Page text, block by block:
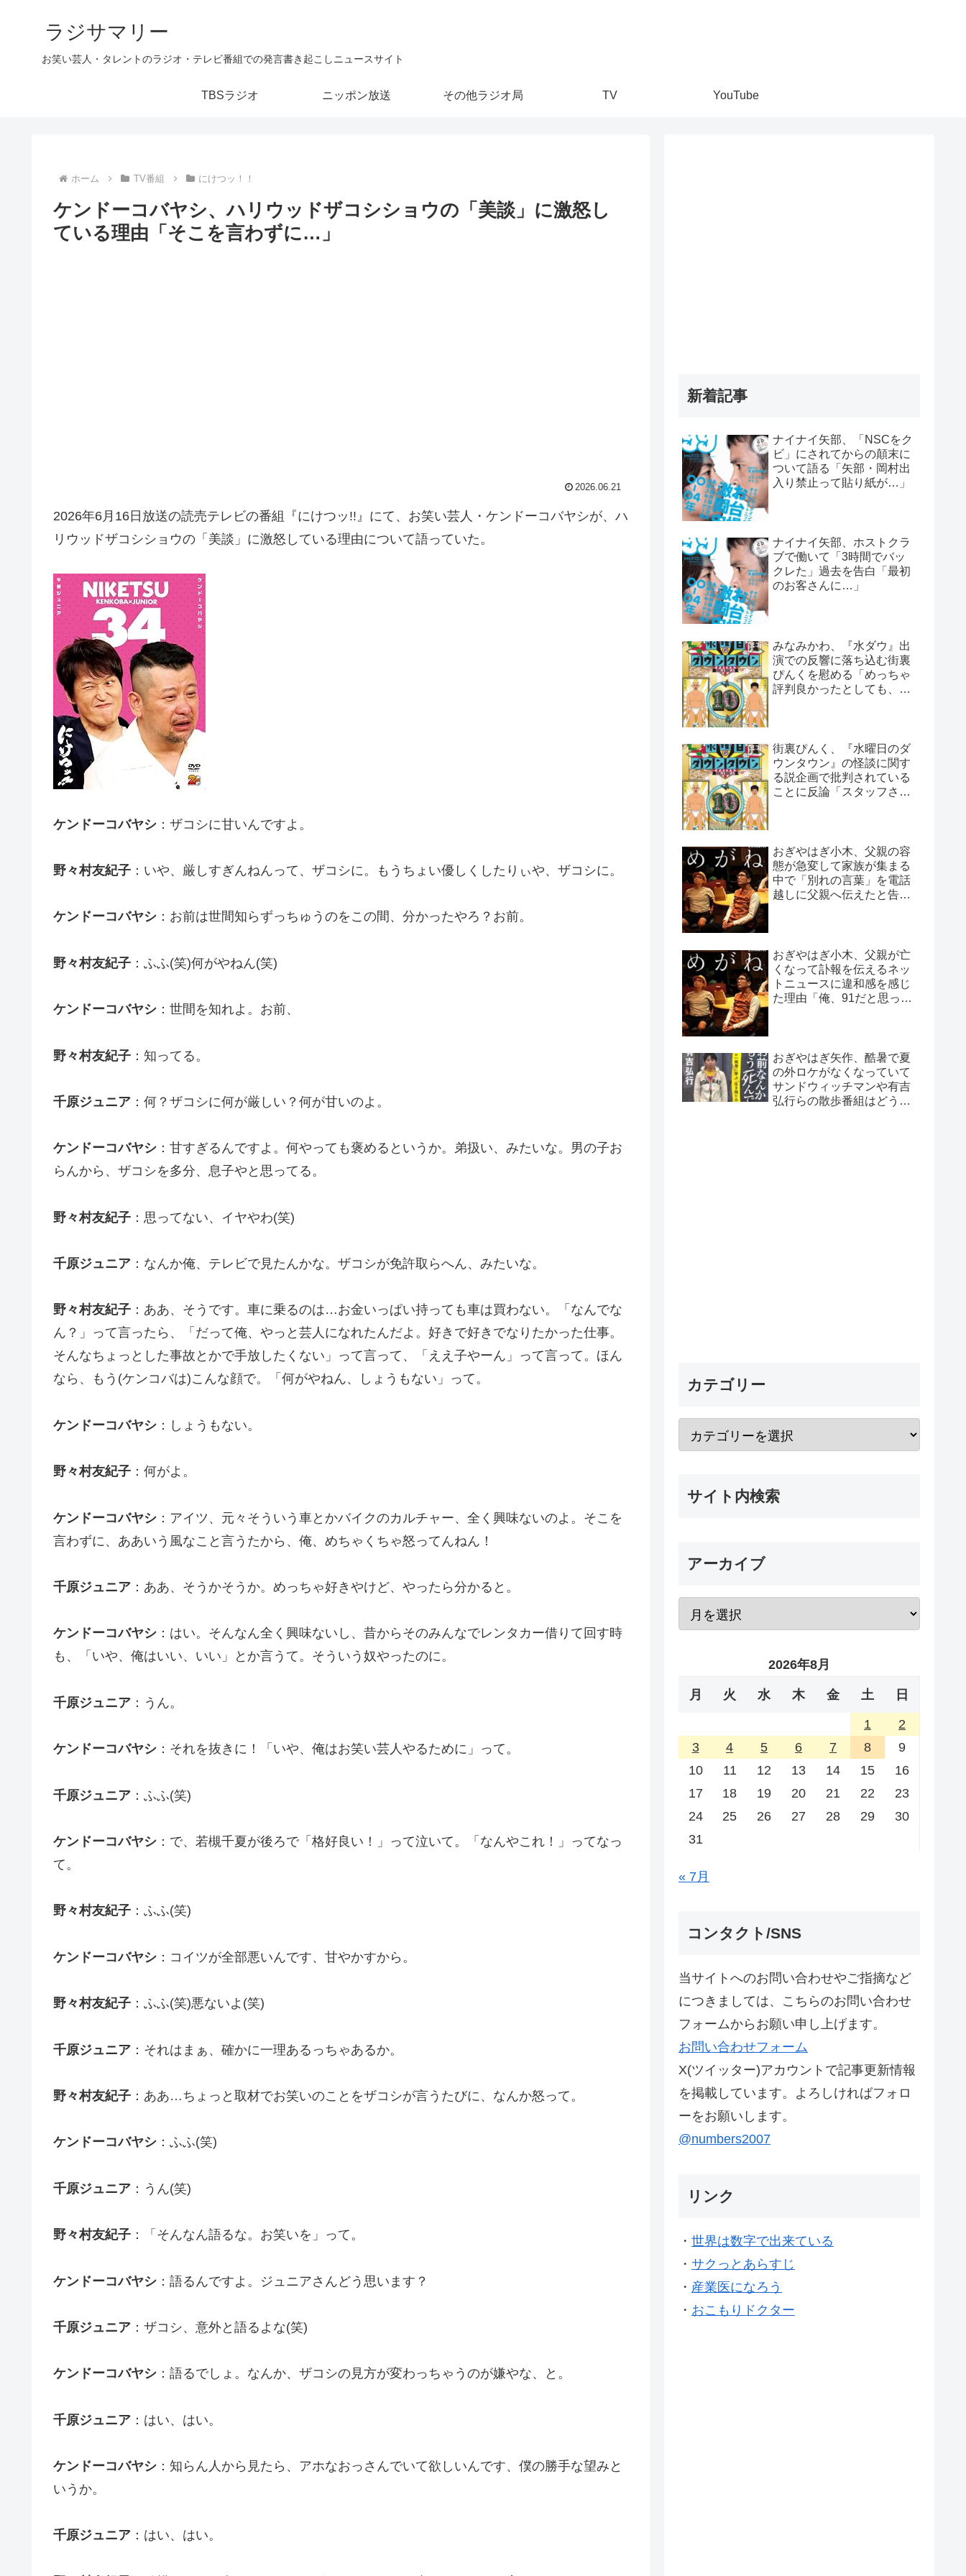
ラジサマリー
お笑い芸人・タレントのラジオ・テレビ番組での発言書き起こしニュースサイト
TBSラジオ ニッポン放送 その他ラジオ局 TV YouTube
ホーム TV番組 にけつッ！！
ケンドーコバヤシ、ハリウッドザコシショウの「美談」に激怒し
ている理由「そこを言わずに…」
2026.06.21
2026年6月16日放送の読売テレビの番組『にけつッ!!』にて、お笑い芸人・ケンドーコバヤシが、ハ
リウッドザコシショウの「美談」に激怒している理由について語っていた。
ケンドーコバヤシ ：ザコシに甘いんですよ。
野々村友紀子 ：いや、厳しすぎんねんって、ザコシに。もうちょい優しくしたりぃや、ザコシに。
ケンドーコバヤシ ：お前は世間知らずっちゅうのをこの間、分かったやろ？お前。
野々村友紀子 ：ふふ(笑)何がやねん(笑)
ケンドーコバヤシ ：世間を知れよ。お前、
野々村友紀子 ：知ってる。
千原ジュニア ：何？ザコシに何が厳しい？何が甘いのよ。
ケンドーコバヤシ ：甘すぎるんですよ。何やっても褒めるというか。弟扱い、みたいな。男の子お
らんから、ザコシを多分、息子やと思ってる。
野々村友紀子 ：思ってない、イヤやわ(笑)
千原ジュニア ：なんか俺、テレビで見たんかな。ザコシが免許取らへん、みたいな。
野々村友紀子 ：ああ、そうです。車に乗るのは…お金いっぱい持っても車は買わない。「なんでな
ん？」って言ったら、「だって俺、やっと芸人になれたんだよ。好きで好きでなりたかった仕事。
そんなちょっとした事故とかで手放したくない」って言って、「ええ子やーん」って言って。ほん
なら、もう(ケンコバは)こんな顔で。「何がやねん、しょうもない」って。
ケンドーコバヤシ ：しょうもない。
野々村友紀子 ：何がよ。
ケンドーコバヤシ ：アイツ、元々そういう車とかバイクのカルチャー、全く興味ないのよ。そこを
言わずに、ああいう風なこと言うたから、俺、めちゃくちゃ怒ってんねん！
千原ジュニア ：ああ、そうかそうか。めっちゃ好きやけど、やったら分かると。
ケンドーコバヤシ ：はい。そんなん全く興味ないし、昔からそのみんなでレンタカー借りて回す時
も、「いや、俺はいい、いい」とか言うて。そういう奴やったのに。
千原ジュニア ：うん。
ケンドーコバヤシ ：それを抜きに！「いや、俺はお笑い芸人やるために」って。
千原ジュニア ：ふふ(笑)
ケンドーコバヤシ ：で、若槻千夏が後ろで「格好良い！」って泣いて。「なんやこれ！」ってなっ
て。
野々村友紀子 ：ふふ(笑)
ケンドーコバヤシ ：コイツが全部悪いんです、甘やかすから。
野々村友紀子 ：ふふ(笑)悪ないよ(笑)
千原ジュニア ：それはまぁ、確かに一理あるっちゃあるか。
野々村友紀子 ：ああ…ちょっと取材でお笑いのことをザコシが言うたびに、なんか怒って。
ケンドーコバヤシ ：ふふ(笑)
千原ジュニア ：うん(笑)
野々村友紀子 ：「そんなん語るな。お笑いを」って。
ケンドーコバヤシ ：語るんですよ。ジュニアさんどう思います？
千原ジュニア ：ザコシ、意外と語るよな(笑)
ケンドーコバヤシ ：語るでしょ。なんか、ザコシの見方が変わっちゃうのが嫌やな、と。
千原ジュニア ：はい、はい。
ケンドーコバヤシ ：知らん人から見たら、アホなおっさんでいて欲しいんです、僕の勝手な望みと
いうか。
千原ジュニア ：はい、はい。
新着記事
ナイナイ矢部、「NSCをク
ビ」にされてからの顛末に
ついて語る「矢部・岡村出
入り禁止って貼り紙が…」
ナイナイ矢部、ホストクラ
ブで働いて「3時間でバッ
クレた」過去を告白「最初
のお客さんに…」
みなみかわ、『水ダウ』出
演での反響に落ち込む街裏
ぴんくを慰める「めっちゃ
評判良かったとしても、や
街裏ぴんく、『水曜日のダ
ウンタウン』の怪談に関す
る説企画で批判されている
ことに反論「スタッフさん
おぎやはぎ小木、父親の容
態が急変して家族が集まる
中で「別れの言葉」を電話
越しに父親へ伝えたと告白
おぎやはぎ小木、父親が亡
くなって訃報を伝えるネッ
トニュースに違和感を感じ
た理由「俺、91だと思って
おぎやはぎ矢作、酷暑で夏
の外ロケがなくなっていて
サンドウィッチマンや有吉
弘行らの散歩番組はどうし
カテゴリー
サイト内検索
アーカイブ
2026年8月
月 火 水 木 金 土 日
1
2
3
4 5 6 7 8
9
10
11 12 13 14 15
16
17
18 19 20 21 22
23
24
25 26 27 28 29
30
31
« 7月
コンタクト/SNS
当サイトへのお問い合わせやご指摘など
につきましては、こちらのお問い合わせ
フォームからお願い申し上げます。
お問い合わせフォーム
X(ツイッター)アカウントで記事更新情報
を掲載しています。よろしければフォロ
ーをお願いします。
@numbers2007
リンク
・ 世界は数字で出来ている
・ サクっとあらすじ
・ 産業医になろう
・ おこもりドクター